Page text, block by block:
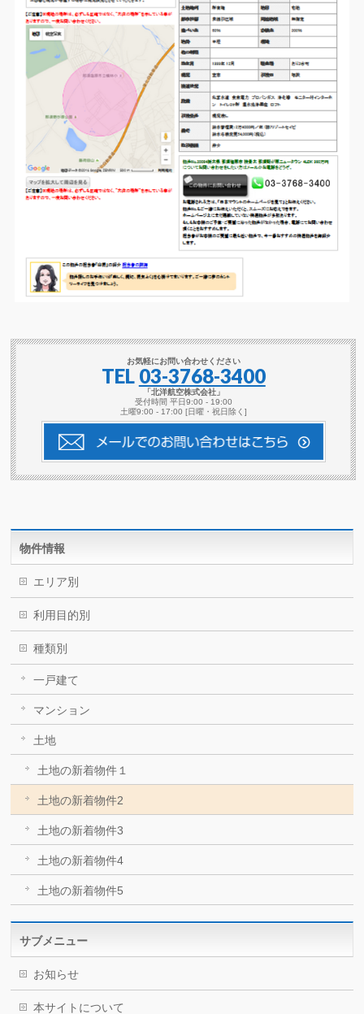
お気軽にお問い合わせください
TEL 03-3768-3400
「北洋航空株式会社」
受付時間 平日9:00 - 19:00
土曜9:00 - 17:00 [日曜・祝日除く]
物件情報
エリア別
利用目的別
種類別
一戸建て
マンション
土地
土地の新着物件１
土地の新着物件2
土地の新着物件3
土地の新着物件4
土地の新着物件5
サブメニュー
お知らせ
本サイトについて